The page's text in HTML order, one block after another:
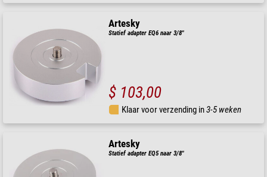
Artesky
Statief adapter EQ6 naar 3/8"
$ 103,00
Klaar voor verzending in3-5 weken
Artesky
Statief adapter EQ5 naar 3/8"